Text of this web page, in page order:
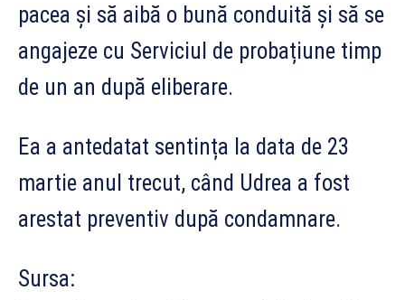
pacea și să aibă o bună conduită și să se
angajeze cu Serviciul de probațiune timp
de un an după eliberare.
Ea a antedatat sentința la data de 23
martie anul trecut, când Udrea a fost
arestat preventiv după condamnare.
Sursa: